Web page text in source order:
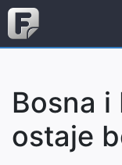
Bosna i
ostaje